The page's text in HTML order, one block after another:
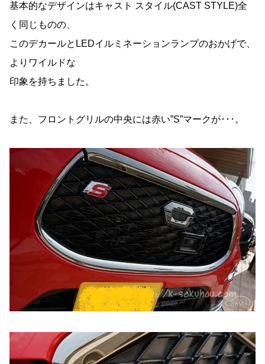
基本的なデザインはキャスト スタイル(CAST STYLE)全
く同じものの、
このデカールとLEDイルミネーションランプのおかげで、
よりワイルドな
印象を持ちました。
また、フロントグリルの中央には赤い”S”マークが･･･。